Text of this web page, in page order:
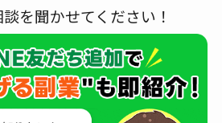
を聞かせてください！